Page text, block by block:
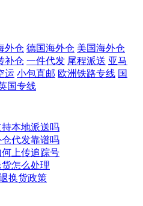
外仓 德国海外仓 美国海外仓
补仓 一件代发 尾程派送 亚马
运 小包直邮 欧洲铁路专线 国
国专线
本地派送吗
代发靠谱吗
上传追踪号
怎么处理
换货政策